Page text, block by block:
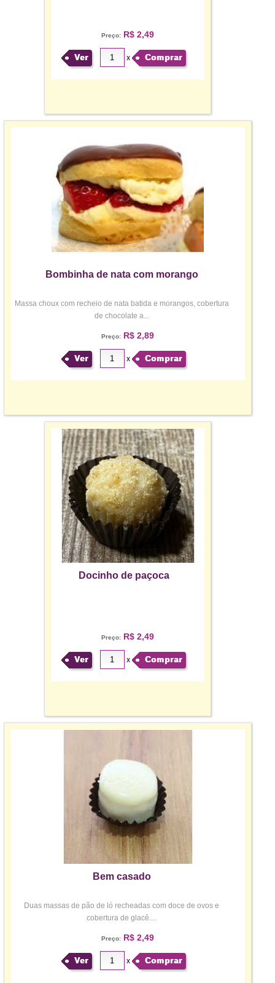
Preço:R$ 2,49
Ver x Comprar
Bombinha de nata com morango
Massa choux com recheio de nata batida e morangos, cobertura
de chocolate a...
Preço:R$ 2,89
Ver x Comprar
Docinho de paçoca
Preço:R$ 2,49
Ver x Comprar
Bem casado
Duas massas de pão de ló recheadas com doce de ovos e
cobertura de glacê....
Preço:R$ 2,49
Ver x Comprar